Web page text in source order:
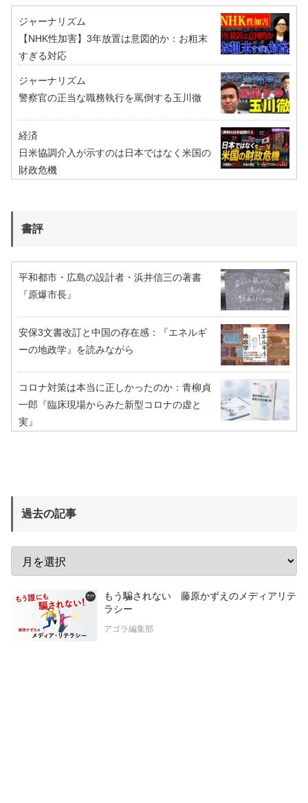
ジャーナリズム
【NHK性加害】3年放置は意図的か：お粗末
すぎる対応
ジャーナリズム
警察官の正当な職務執行を罵倒する玉川徹
経済
日米協調介入が示すのは日本ではなく米国の
財政危機
書評
平和都市・広島の設計者・浜井信三の著書
『原爆市長』
安保3文書改訂と中国の存在感：『エネルギ
ーの地政学』を読みながら
コロナ対策は本当に正しかったのか：青柳貞
一郎『臨床現場からみた新型コロナの虚と
実』
過去の記事
もう騙されない 藤原かずえのメディアリテ
ラシー
アゴラ編集部